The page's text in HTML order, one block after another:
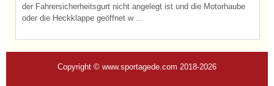
der Fahrersicherheitsgurt nicht angelegt ist und die Motorhaube
oder die Heckklappe geöffnet w ...
Copyright © www.sportagede.com 2018-2026